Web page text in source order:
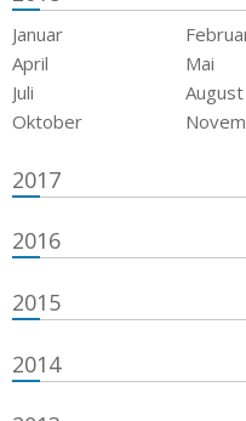
Januar
April
Mai
Juli
August
Oktober
2017
2016
2015
2014